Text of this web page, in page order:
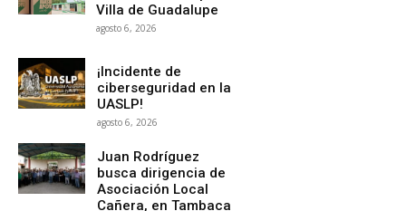
Villa de Guadalupe
agosto 6, 2026
¡Incidente de
ciberseguridad en la
UASLP!
agosto 6, 2026
Juan Rodríguez
busca dirigencia de
Asociación Local
Cañera, en Tambaca